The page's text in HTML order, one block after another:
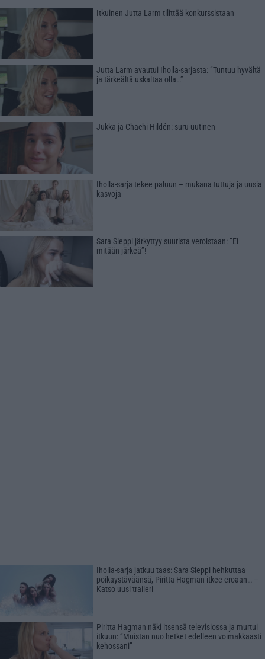
Itkuinen Jutta Larm tilittää konkurssistaan
Jutta Larm avautui Iholla-sarjasta: ”Tuntuu hyvältä
ja tärkeältä uskaltaa olla…”
Jukka ja Chachi Hildén: suru-uutinen
Iholla-sarja tekee paluun – mukana tuttuja ja uusia
kasvoja
Sara Sieppi järkyttyy suurista veroistaan: ”Ei
mitään järkeä”!
Iholla-sarja jatkuu taas: Sara Sieppi hehkuttaa
poikaystäväänsä, Piritta Hagman itkee eroaan… –
Katso uusi traileri
Piritta Hagman näki itsensä televisiossa ja murtui
itkuun: ”Muistan nuo hetket edelleen voimakkaasti
kehossani”